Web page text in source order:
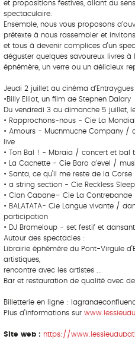
et propositions festives, allant du
spectaculaire.
Ensemble, nous vous proposons
prétexte à nous rassembler et
et tous à devenir complices d’un
déguster quelques savoureux livres à
éphémère, un verre ou un délicieux
Jeudi 2 juillet au cinéma
•Billy Elliot, un film de Stephen Daldry
Du vendredi 3 au dimanche 5 juillet,
• Rapprochons-nous - Cie La
• Amours - Muchmuche Company /
live
• Ton Bal ! - Mbraia / concert et bal
• La Cachette - Cie Baro d’evel /
• Santa, ce qu’il me reste de la
• a string section - Cie Reckless
• Clan Cabane– Cie La
• BALATATA- Cie Langue vivante /
participation
• DJ Brameloup - set festif et dansant
Autour des spectacles :
Librairie éphémère du Pont-Virgule
artistiques,
rencontre avec les artistes ...
Bar et restauration de qualité avec
Billetterie en ligne :
Plus d’informations sur
Site web : https://